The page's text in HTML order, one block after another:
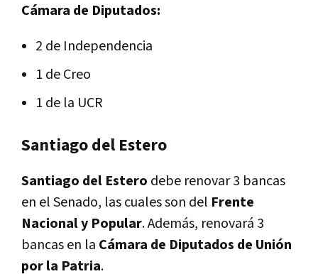
Cámara de Diputados:
2 de Independencia
1 de Creo
1 de la UCR
Santiago del Estero
Santiago del Estero debe renovar 3 bancas
en el Senado, las cuales son del Frente
Nacional y Popular. Además, renovará 3
bancas en la Cámara de Diputados de Unión
por la Patria.